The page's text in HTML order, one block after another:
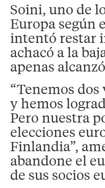
Soini, uno de
Europa según
intentó restar
achacó a la
apenas
“Tenemos
y hemos
Pero nuestra
elecciones
Finlandia”,
abandone el
de sus socios